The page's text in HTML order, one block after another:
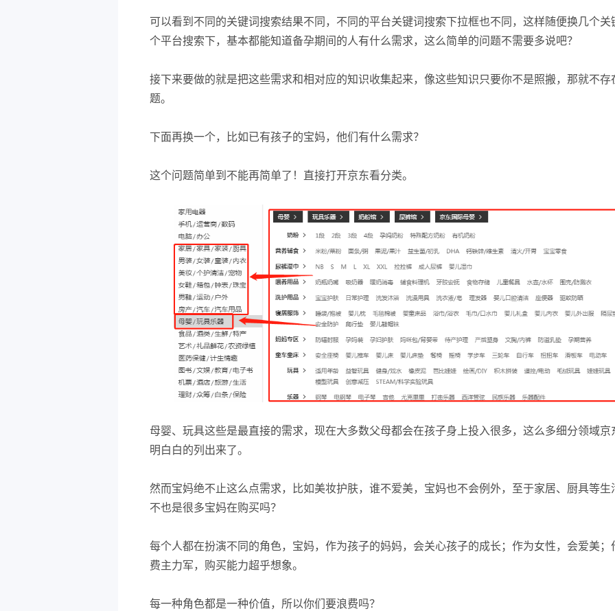
可以看到不同的关键词搜索结果不同，不同的平台关键词搜索下拉框也不同，这样随便换几个关
个平台搜索下，基本都能知道备孕期间的人有什么需求，这么简单的问题不需要多说吧？
接下来要做的就是把这些需求和相对应的知识收集起来，像这些知识只要你不是照搬，那就不存
题。
下面再换一个，比如已有孩子的宝妈，他们有什么需求？
这个问题简单到不能再简单了！直接打开京东看分类。
母婴、玩具这些是最直接的需求，现在大多数父母都会在孩子身上投入很多，这么多细分领域京
明白白的列出来了。
然而宝妈绝不止这么点需求，比如美妆护肤，谁不爱美，宝妈也不会例外，至于家居、厨具等生
不也是很多宝妈在购买吗？
每个人都在扮演不同的角色，宝妈，作为孩子的妈妈，会关心孩子的成长；作为女性，会爱美；
费主力军，购买能力超乎想象。
每一种角色都是一种价值，所以你们要浪费吗？